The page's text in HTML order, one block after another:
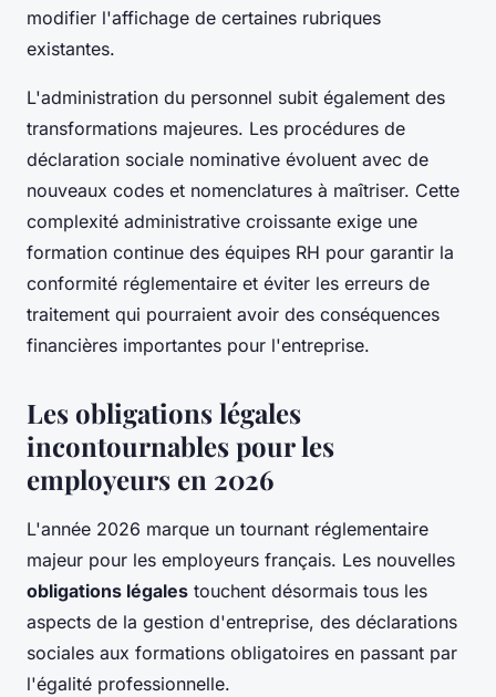
modifier l'affichage de certaines rubriques
existantes.
L'administration du personnel subit également des
transformations majeures. Les procédures de
déclaration sociale nominative évoluent avec de
nouveaux codes et nomenclatures à maîtriser. Cette
complexité administrative croissante exige une
formation continue des équipes RH pour garantir la
conformité réglementaire et éviter les erreurs de
traitement qui pourraient avoir des conséquences
financières importantes pour l'entreprise.
Les obligations légales
incontournables pour les
employeurs en 2026
L'année 2026 marque un tournant réglementaire
majeur pour les employeurs français. Les nouvelles
obligations légales touchent désormais tous les
aspects de la gestion d'entreprise, des déclarations
sociales aux formations obligatoires en passant par
l'égalité professionnelle.